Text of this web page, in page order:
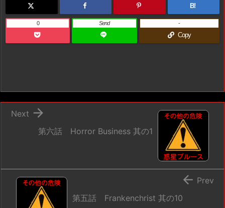
B!
0 Send
Copy
-
第六話 Horror Business 其の1

Next
第五話 Frankenchrist 其の10
 Prev